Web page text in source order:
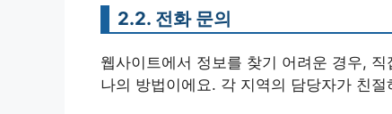
2.2. 전화 문의
웹사이트에서 정보를 찾기 어려운 경우,
나의 방법이에요. 각 지역의 담당자가 친